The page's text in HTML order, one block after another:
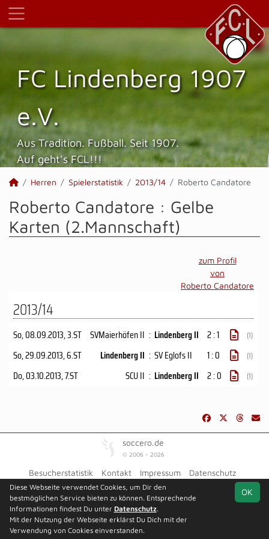
FC Lindenberg 1907
e.V.
Aus Tradition. Fußball. Seit 1907.
Auf geht's FCL!!!
Herren Spielerstatistik 2013/14 Roberto Candatore
Roberto Candatore : Gelbe
Karten (2.Mannschaft)
zum Profil
von
Roberto Candatore
2013/14
So, 08.09.2013, 3.ST SVMaierhöfen II : Lindenberg II 2 : 1 (1)
So, 29.09.2013, 6.ST Lindenberg II : SV Eglofs II 1 : 0 (1)
Do, 03.10.2013, 7.ST SCU II : Lindenberg II 2 : 0 (1)
soccero.de
© 2006 - 2026
Besucherstatistik Kontakt Impressum
Datenschutz
OK
Diese Webseite verwendet Cookies, um Dir den
bestmöglichen Service bieten zu können. Entsprechende
Informationen findest Du unter Datenschutz.
Mit der Nutzung der Webseite erklärst Du Dich mit der
Verwendung von Cookies einverstanden.